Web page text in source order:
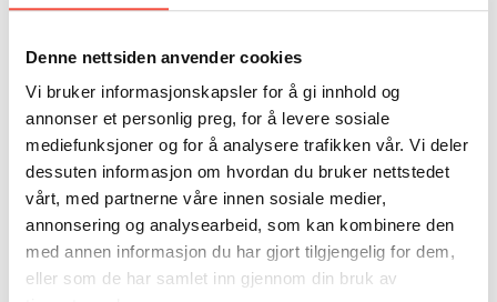
Denne nettsiden anvender cookies
Vi bruker informasjonskapsler for å gi innhold og
annonser et personlig preg, for å levere sosiale
mediefunksjoner og for å analysere trafikken vår. Vi deler
dessuten informasjon om hvordan du bruker nettstedet
vårt, med partnerne våre innen sosiale medier,
annonsering og analysearbeid, som kan kombinere den
med annen informasjon du har gjort tilgjengelig for dem,
eller som de har samlet inn gjennom din bruk av
gruvearbeidere under den kalde krigen.
Etter fullskalainvasjonen av Ukraina har russerne
betydning. Norge og Vestens sanksjoner har
kneblet russisk aktivitet og forsuret forholdet
mellom nordmenn og russere på øygruppa og
har ført til provokasjoner fra russerne.
Sterkt inntrykk gjør møtet med ukrainske Galina,
som hoppet over bord fra et sovjetisk cruiseskip
i en fjord på Svalbard i 1985 – og som forfatteren